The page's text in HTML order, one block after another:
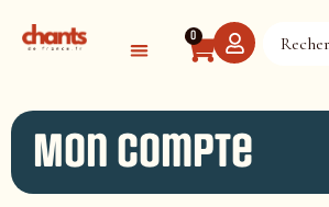
0
Mon compte